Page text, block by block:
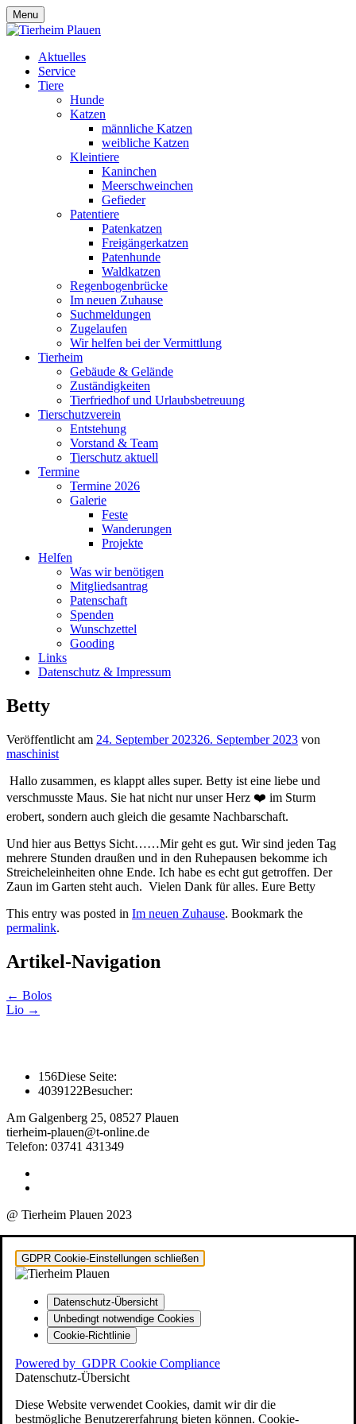
Menu
Aktuelles
Service
Tiere
Hunde
Katzen
männliche Katzen
weibliche Katzen
Kleintiere
Kaninchen
Meerschweinchen
Gefieder
Patentiere
Patenkatzen
Freigängerkatzen
Patenhunde
Waldkatzen
Regenbogenbrücke
Im neuen Zuhause
Suchmeldungen
Zugelaufen
Wir helfen bei der Vermittlung
Tierheim
Gebäude & Gelände
Zuständigkeiten
Tierfriedhof und Urlaubsbetreuung
Tierschutzverein
Entstehung
Vorstand & Team
Tierschutz aktuell
Termine
Termine 2026
Galerie
Feste
Wanderungen
Projekte
Helfen
Was wir benötigen
Mitgliedsantrag
Patenschaft
Spenden
Wunschzettel
Gooding
Links
Datenschutz & Impressum
Betty
Veröffentlicht am 24. September 202326. September 2023 von
maschinist
Hallo zusammen, es klappt alles super. Betty ist eine liebe und
verschmusste Maus. Sie hat nicht nur unser Herz ❤️ im Sturm
erobert, sondern auch gleich die gesamte Nachbarschaft.
Und hier aus Bettys Sicht……Mir geht es gut. Wir sind jeden Tag
mehrere Stunden draußen und in den Ruhepausen bekomme ich
Streicheleinheiten ohne Ende. Ich habe es echt gut getroffen. Der
Zaun im Garten steht auch. Vielen Dank für alles. Eure Betty
This entry was posted in Im neuen Zuhause. Bookmark the
permalink.
Artikel-Navigation
← Bolos
Lio →
156Diese Seite:
4039122Besucher:
Am Galgenberg 25, 08527 Plauen
tierheim-plauen@t-online.de
Telefon: 03741 431349
@ Tierheim Plauen 2023
GDPR Cookie-Einstellungen schließen
Datenschutz-Übersicht
Unbedingt notwendige Cookies
Cookie-Richtlinie
Powered by GDPR Cookie Compliance
Datenschutz-Übersicht
Diese Website verwendet Cookies, damit wir dir die
bestmögliche Benutzererfahrung bieten können. Cookie-